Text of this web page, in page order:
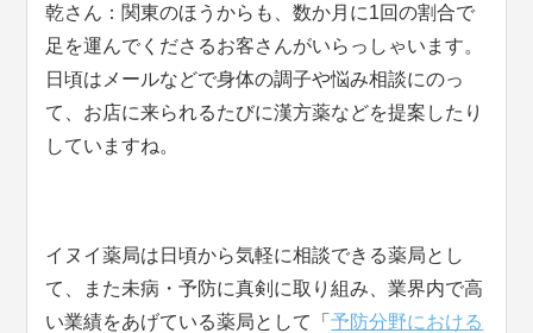
乾さん：関東のほうからも、数か月に1回の割合で
足を運んでくださるお客さんがいらっしゃいます。
日頃はメールなどで身体の調子や悩み相談にのっ
て、お店に来られるたびに漢方薬などを提案したり
していますね。
イヌイ薬局は日頃から気軽に相談できる薬局とし
て、また未病・予防に真剣に取り組み、業界内で高
い業績をあげている薬局として「予防分野における